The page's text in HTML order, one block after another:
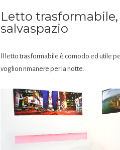
Letto
salvaspazio
Il letto trasformabile è comodo ed utile
voglion rimanere per la notte.